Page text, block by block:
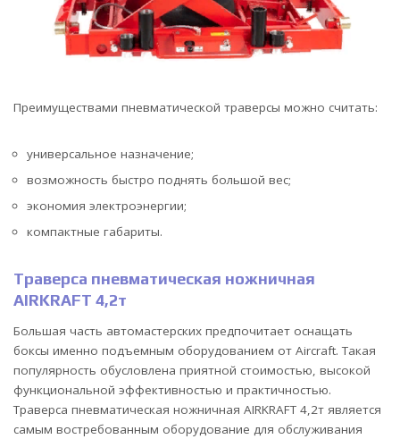
Преимуществами пневматической траверсы можно считать:
универсальное назначение;
возможность быстро поднять большой вес;
экономия электроэнергии;
компактные габариты.
Траверса пневматическая ножничная
AIRKRAFT 4,2т
Большая часть автомастерских предпочитает оснащать
боксы именно подъемным оборудованием от Aircraft. Такая
популярность обусловлена приятной стоимостью, высокой
функциональной эффективностью и практичностью.
Траверса пневматическая ножничная AIRKRAFT 4,2т является
самым востребованным оборудование для обслуживания